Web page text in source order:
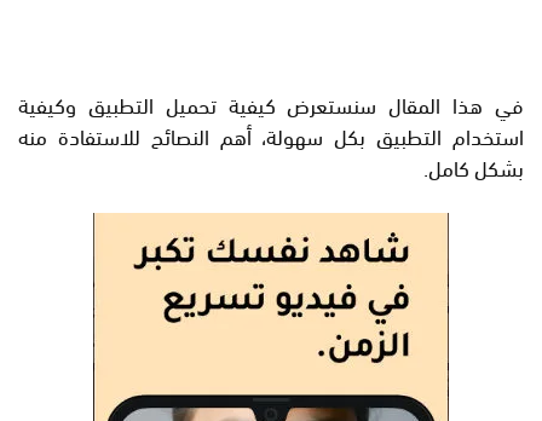
في هذا المقال سنستعرض كيفية تحميل التطبيق وكيفية
استخدام التطبيق بكل سهولة، أهم النصائح للاستفادة منه
بشكل كامل.